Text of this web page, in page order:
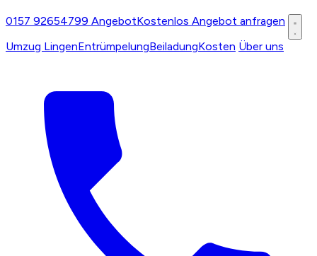
0157 92654799 AngebotKostenlos Angebot anfragen
Umzug LingenEntrümpelungBeiladungKosten Über uns